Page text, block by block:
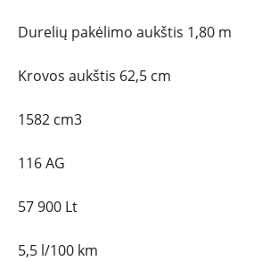
Durelių pakėlimo aukštis 1,80 m
Krovos aukštis 62,5 cm
1582 cm3
116 AG
57 900 Lt
5,5 l/100 km